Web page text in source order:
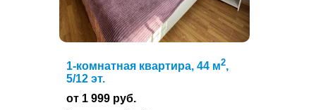
1-комнатная квартира, 44 м2,
5/12 эт.
от 1 999 руб.